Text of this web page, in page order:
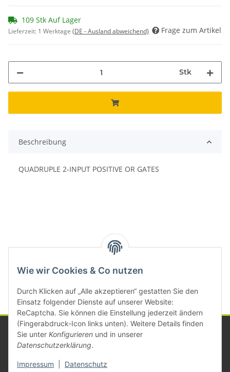
Wie wir Cookies & Co nutzen
Durch Klicken auf „Alle akzeptieren“ gestatten Sie den
Einsatz folgender Dienste auf unserer Website:
ReCaptcha. Sie können die Einstellung jederzeit ändern
(Fingerabdruck-Icon links unten). Weitere Details finden
Sie unter Konfigurieren und in unserer
Datenschutzerklärung.
Impressum Datenschutz
109 Stk Auf Lager
Lieferzeit: 1 Werktage (DE - Ausland abweichend) Frage zum Artikel
Stk
Beschreibung
QUADRUPLE 2-INPUT POSITIVE OR GATES
Kategorien